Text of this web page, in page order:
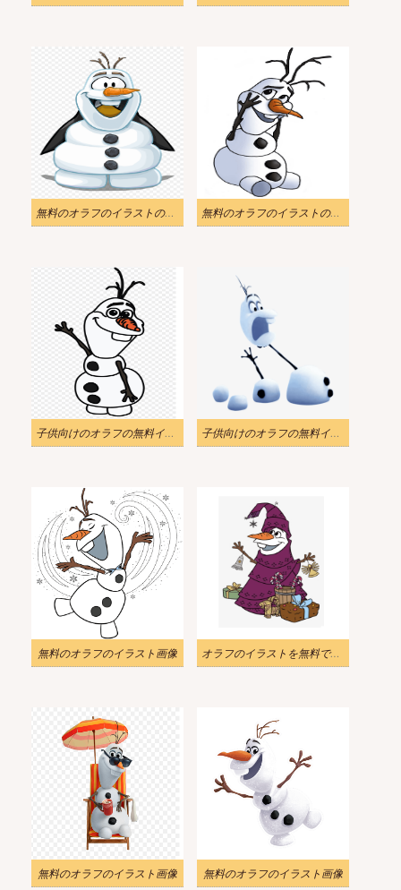
無料のオラフのイラストのpng画像 無料のオラフのイラストのpng画像
子供向けのオラフの無料イラスト 子供向けのオラフの無料イラスト
無料のオラフのイラスト画像 オラフのイラストを無料でダウンロード
無料のオラフのイラスト画像 無料のオラフのイラスト画像